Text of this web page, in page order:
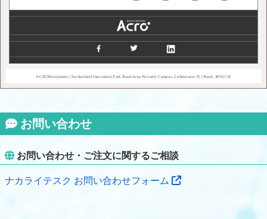
ACROBiosystems | Switzerland Innovation Park Basel Area Novartis Campus, Lichtstrasse 35 | Basel, 4056 CH
お問い合わせ
お問い合わせ・ご注文に関するご相談
ナカライテスク お問い合わせフォーム